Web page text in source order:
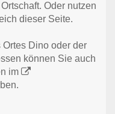
Oder nutzen
dieser Seite.
Dino oder der
können Sie auch
im